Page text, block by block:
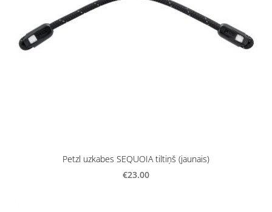
Petzl uzkabes SEQUOIA tiltiņš (jaunais)
€23.00